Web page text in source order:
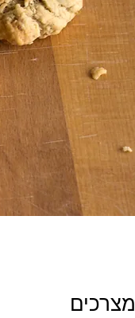
מצרכים